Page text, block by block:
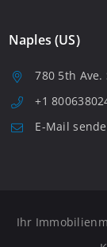
Naples (US)
780 5th Ave.
+1
E-Mail
Ihr